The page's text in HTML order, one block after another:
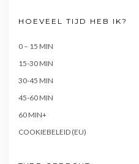
HOEVEEL TIJD HEB IK?
0 – 15 MIN
15-30 MIN
30-45 MIN
45-60 MIN
60 MIN+
COOKIEBELEID (EU)